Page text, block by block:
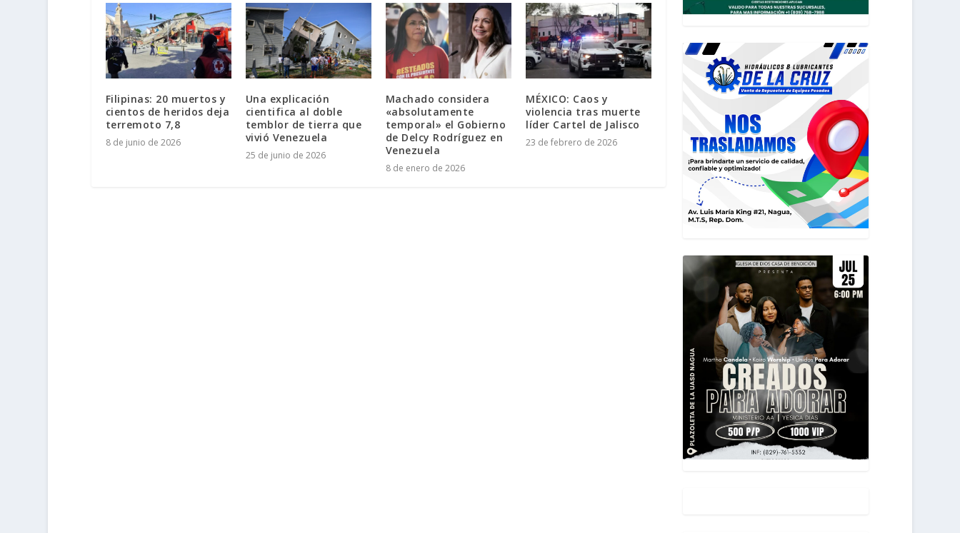
Filipinas: 20 muertos y
cientos de heridos deja
terremoto 7,8
8 de junio de 2026
Una explicación
cientifica al doble
temblor de tierra que
vivió Venezuela
25 de junio de 2026
Machado considera
«absolutamente
temporal» el Gobierno
de Delcy Rodríguez en
Venezuela
8 de enero de 2026
MÉXICO: Caos y
violencia tras muerte
líder Cartel de Jalisco
23 de febrero de 2026